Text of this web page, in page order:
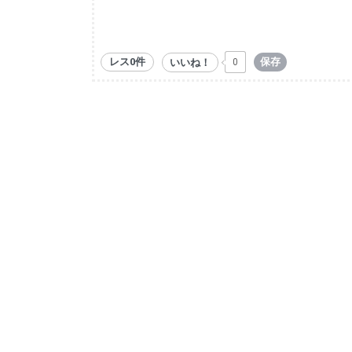
レス0件 いいね！ 0 保存